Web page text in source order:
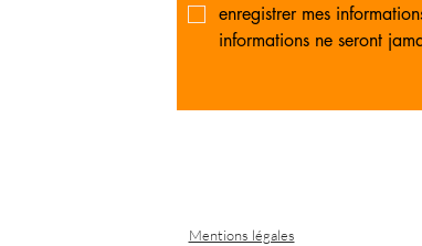
enregistrer mes
informations ne seront
Mentions légales